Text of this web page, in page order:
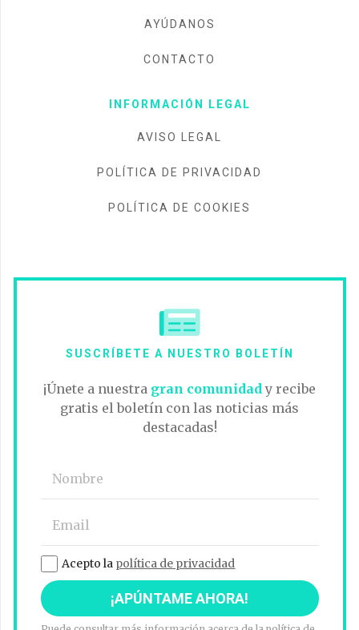
AYÚDANOS
CONTACTO
INFORMACIÓN LEGAL
AVISO LEGAL
POLÍTICA DE PRIVACIDAD
POLÍTICA DE COOKIES
SUSCRÍBETE A NUESTRO BOLETÍN
¡Únete a nuestra gran comunidad y recibe
gratis el boletín con las noticias más
destacadas!
Acepto la política de privacidad